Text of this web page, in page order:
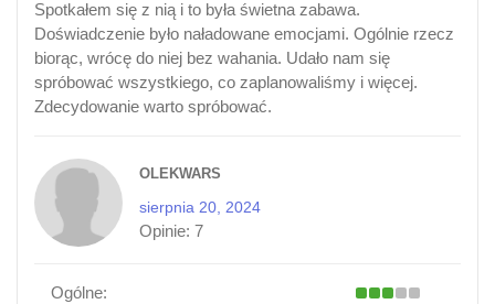
Spotkałem się z nią i to była świetna zabawa.
Doświadczenie było naładowane emocjami. Ogólnie rzecz
biorąc, wrócę do niej bez wahania. Udało nam się
spróbować wszystkiego, co zaplanowaliśmy i więcej.
Zdecydowanie warto spróbować.
OLEKWARS
sierpnia 20, 2024
Opinie: 7
Ogólne: